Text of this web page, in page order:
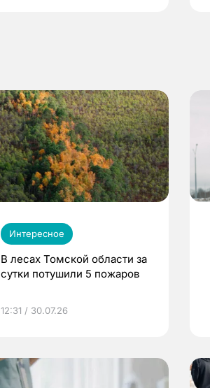
Интересное
В лесах Томской области за
сутки потушили 5 пожаров
12:31 / 30.07.26